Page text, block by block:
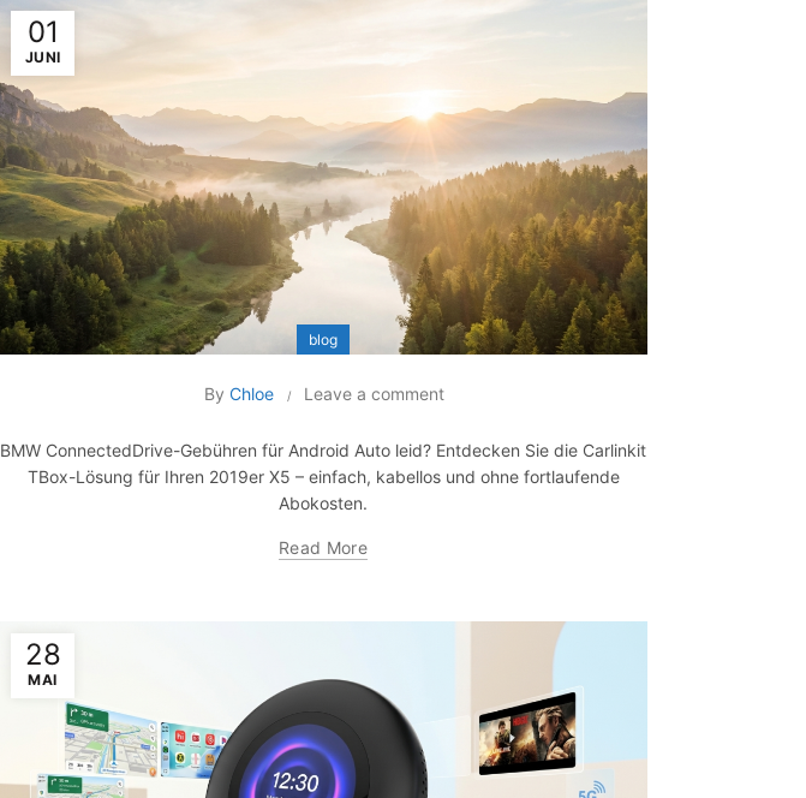
01
JUNI
blog
By Chloe Leave a comment
BMW ConnectedDrive-Gebühren für Android Auto leid? Entdecken Sie die Carlinkit
TBox-Lösung für Ihren 2019er X5 – einfach, kabellos und ohne fortlaufende
Abokosten.
Read More
28
MAI